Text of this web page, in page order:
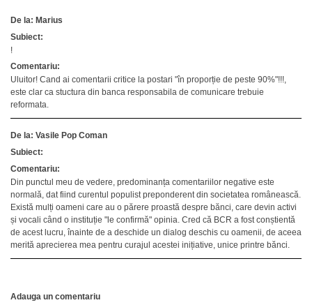
De la: Marius
Subiect:
!
Comentariu:
Uluitor! Cand ai comentarii critice la postari "în proporție de peste 90%"!!!,
este clar ca stuctura din banca responsabila de comunicare trebuie
reformata.
De la: Vasile Pop Coman
Subiect:
Comentariu:
Din punctul meu de vedere, predominanța comentariilor negative este
normală, dat fiind curentul populist preponderent din societatea românească.
Există mulți oameni care au o părere proastă despre bănci, care devin activi
și vocali când o instituție "le confirmă" opinia. Cred că BCR a fost conștientă
de acest lucru, înainte de a deschide un dialog deschis cu oamenii, de aceea
merită aprecierea mea pentru curajul acestei inițiative, unice printre bănci.
Adauga un comentariu